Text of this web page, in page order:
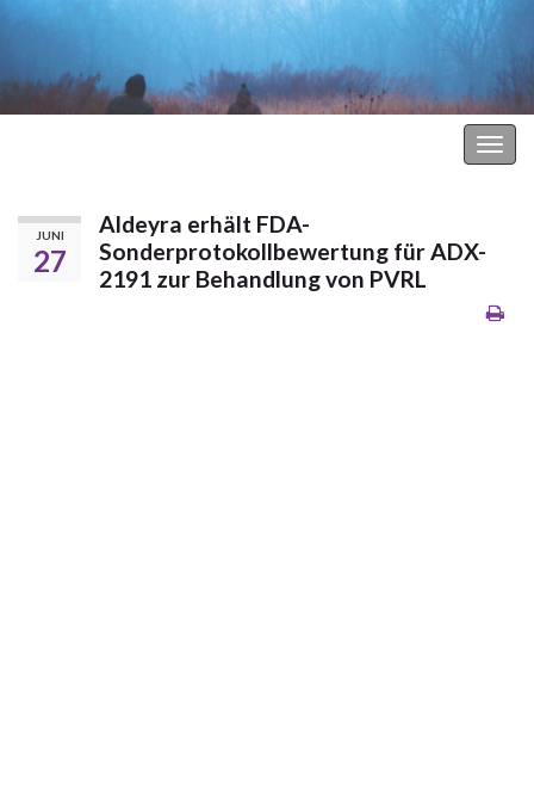
JUNI
27
Aldeyra erhält FDA-
Sonderprotokollbewertung für ADX-
2191 zur Behandlung von PVRL